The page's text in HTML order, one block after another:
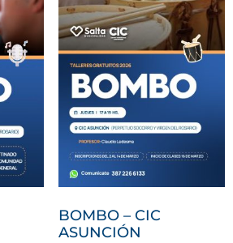
BOMBO – CIC
ASUNCIÓN